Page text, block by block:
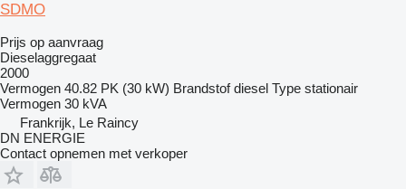
SDMO
Prijs op aanvraag
Dieselaggregaat
2000
Vermogen 40.82 PK (30 kW) Brandstof diesel Type stationair
Vermogen 30 kVA
Frankrijk, Le Raincy
DN ENERGIE
Contact opnemen met verkoper